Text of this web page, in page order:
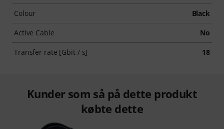
Colour Black
Active Cable No
Transfer rate [Gbit / s] 18
Kunder som så på dette produkt
købte dette